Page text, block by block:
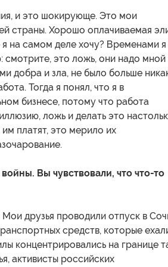
и это шокирующе. Это мои
страны. Хорошо оплачиваемая
на самом деле хочу? Временами я
смотрите, это ложь, они надо мной
добра и зла, не было больше
Тогда я понял, что я в
бизнесе, потому что работа
ложь и делать это
платят, это мерило их
Вы чувствовали, что что-то
друзья проводили отпуск в
средств, которые
концентрировались на границе
активисты российских